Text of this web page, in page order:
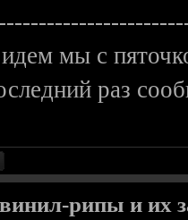
мы с
раз
рипы и их